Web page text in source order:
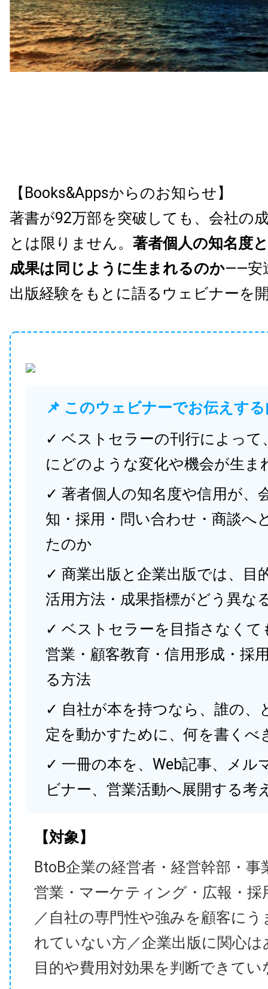
【Books&Appsからのお知らせ】
著書が92万部を突破しても、会社の
とは限りません。 著者個人の知名度
成果は同じように生まれるのか——安
出版経験をもとに語るウェビナーを
📌 このウェビナーでお伝えす
✓ ベストセラーの刊行によって
にどのような変化や機会が生ま
✓ 著者個人の知名度や信用が、
知・採用・問い合わせ・商談へ
たのか
✓ 商業出版と企業出版では、目
活用方法・成果指標がどう異な
✓ ベストセラーを目指さなくて
営業・顧客教育・信用形成・採
る方法
✓ 自社が本を持つなら、誰の、
定を動かすために、何を書くべ
✓ 一冊の本を、Web記事、メル
ビナー、営業活動へ展開する考
【対象】
BtoB企業の経営者・経営幹部・事
営業・マーケティング・広報・採
／自社の専門性や強みを顧客に
れていない方／企業出版に関心
目的や費用対効果を判断できてい